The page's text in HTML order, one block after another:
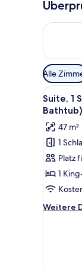
Filter
für
Zimmer
Alle
Alle
Fotos
für
Suite,
Balkon
(Dock
View,
Top
11
Suite, 1
Bathtub)
47 m²
1
Platz
1
Weitere
Weitere